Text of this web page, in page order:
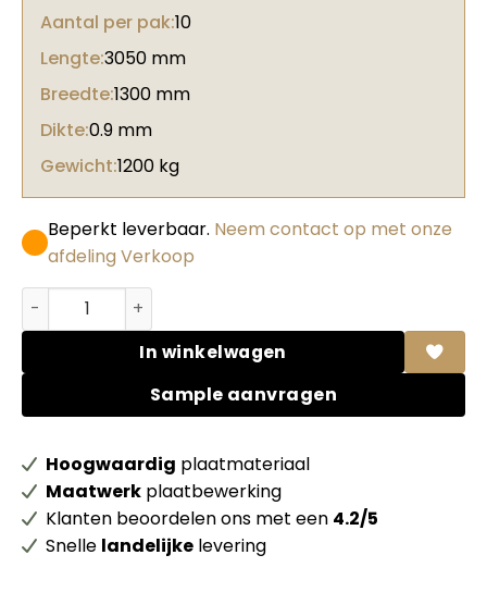
Aantal per pak:10
Lengte:3050 mm
Breedte:1300 mm
Dikte:0.9 mm
Gewicht:1200 kg
Beperkt leverbaar. Neem contact op met onze
afdeling Verkoop
Abet HPL 868 Grainwood Grigio medio aantal
In winkelwagen
Sample aanvragen
Hoogwaardig plaatmateriaal
Maatwerk plaatbewerking
Klanten beoordelen ons met een 4.2/5
Snelle landelijke levering